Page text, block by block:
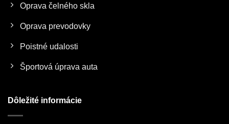
Oprava čelného skla
Oprava prevodovky
Poistné udalosti
Športová úprava auta
Dôležité informácie